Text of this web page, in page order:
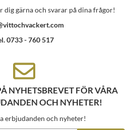
dig gärna och svarar på dina frågor!
0733 - 760 517
NYHETSBREVET FÖR VÅRA
OCH NYHETER!
erbjudanden och nyheter!